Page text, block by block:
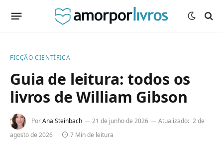
FICÇÃO CIENTÍFICA
Guia de leitura: todos os
livros de William Gibson
PorAna Steinbach 21 de junho de 2026 Atualizado: 2 de
agosto de 2026
7 Min de leitura